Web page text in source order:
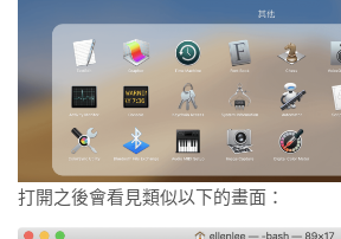
打開之後會看見類似以下的畫面：